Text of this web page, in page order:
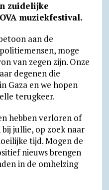
o
k
.
c
o
m
zuidelijke
muziekfestival.
aan de
moge
van zegen zijn. Onze
degenen die
Gaza en we hopen
terugkeer.
hebben verloren of
bij jullie, op zoek naar
tijd. Mogen de
nieuws brengen
in de omhelzing